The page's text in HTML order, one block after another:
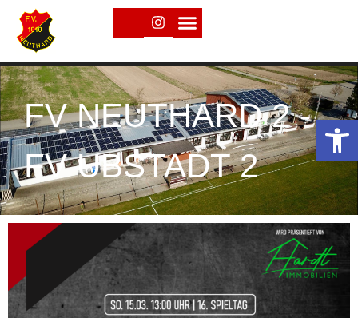
Open toolbar
FV NEUTHARD 2 -
FV UBSTADT 2